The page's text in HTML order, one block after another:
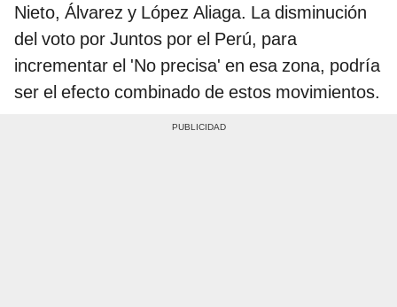
Nieto, Álvarez y López Aliaga. La disminución
del voto por Juntos por el Perú, para
incrementar el 'No precisa' en esa zona, podría
ser el efecto combinado de estos movimientos.